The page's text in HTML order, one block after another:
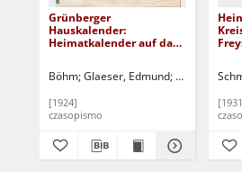
Grünberger
Hauskalender:
Heimatkalender auf das
Böhm Glaeser, Edmund Klose, Martin
[1924]
czasopismo